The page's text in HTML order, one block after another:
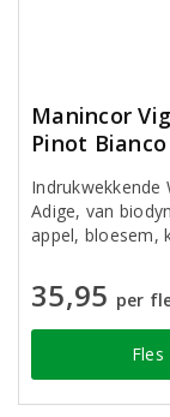
Manincor
Pinot Bianco
Indrukwekkende
Adige, van
appel, bloesem,
35,95 per
Fles